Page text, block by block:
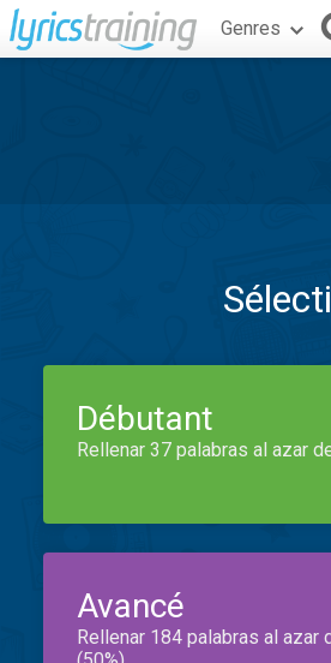
Genres
Débutant
Rellenar 37 palabras al azar
Avancé
Rellenar 184 palabras al azar